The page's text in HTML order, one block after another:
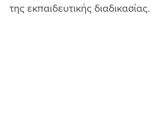
της εκπαιδευτικής διαδικασίας.